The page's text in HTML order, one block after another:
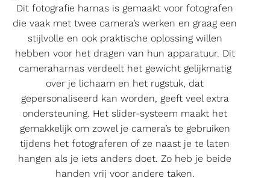
Dit fotografie harnas is gemaakt voor fotografen
die vaak met twee camera’s werken en graag een
stijlvolle en ook praktische oplossing willen
hebben voor het dragen van hun apparatuur. Dit
cameraharnas verdeelt het gewicht gelijkmatig
over je lichaam en het rugstuk, dat
gepersonaliseerd kan worden, geeft veel extra
ondersteuning. Het slider-systeem maakt het
gemakkelijk om zowel je camera’s te gebruiken
tijdens het fotograferen of ze naast je te laten
hangen als je iets anders doet. Zo heb je beide
handen vrij voor andere taken.